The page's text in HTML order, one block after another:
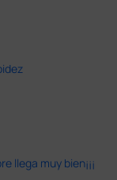
llega muy bien¡¡¡